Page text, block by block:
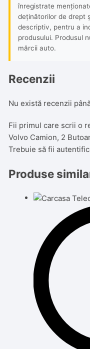
înregistrate
deținătorilor de drept
descriptiv, pentru a
produsului. Produsul
mărcii auto.
Recenzii
Nu există recenzii
Fii primul care scrii o
Volvo Camion, 2
Trebuie să fii
Produse